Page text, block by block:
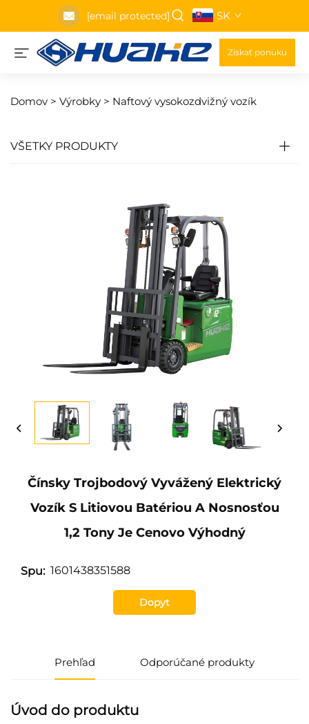
[email protected] SK
Získať ponuku
Domov > Výrobky > Naftový vysokozdvižný vozík
VŠETKY PRODUKTY
Čínsky Trojbodový Vyvážený Elektrický
Vozík S Litiovou Batériou A Nosnosťou
1,2 Tony Je Cenovo Výhodný
Spu: 1601438351588
Dopyt
Prehľad Odporúčané produkty
Úvod do produktu